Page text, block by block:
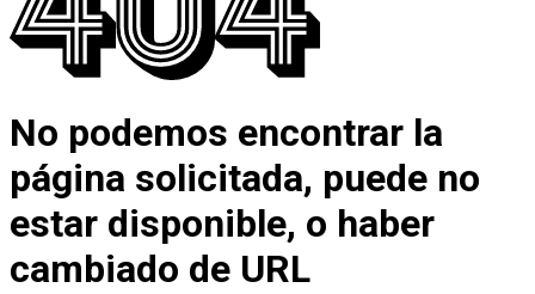
No podemos encontrar la
página solicitada, puede no
estar disponible, o haber
cambiado de URL